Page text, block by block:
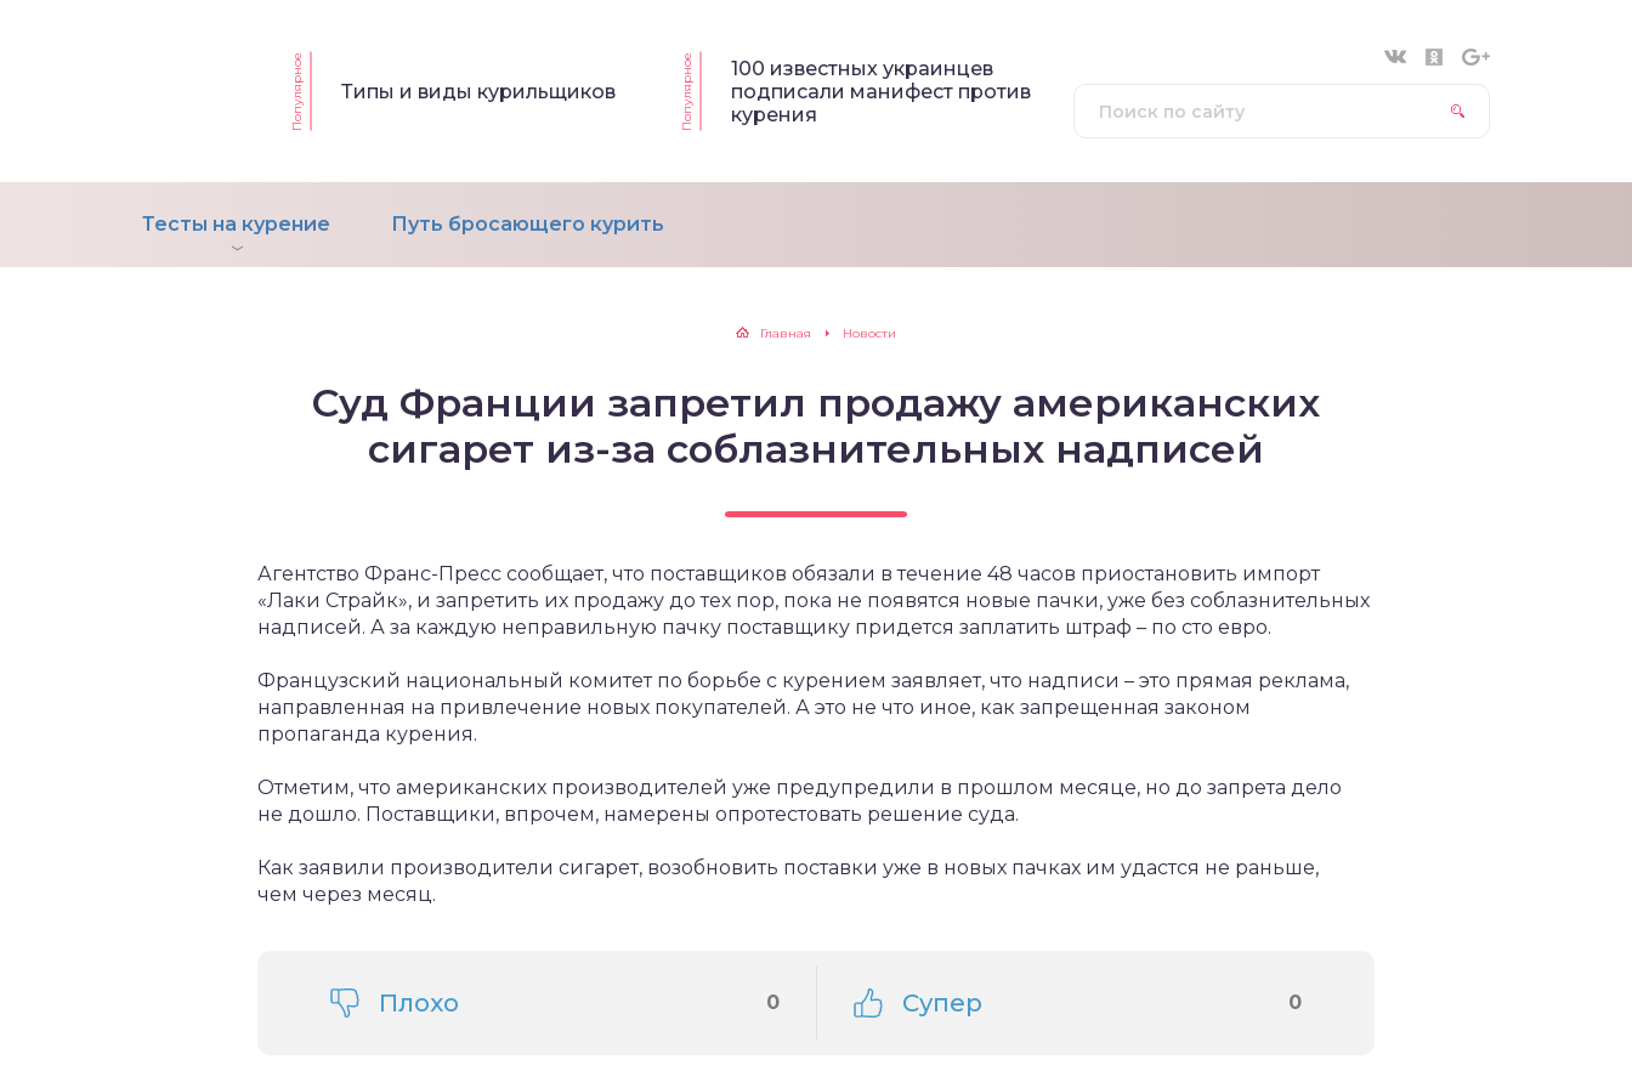
Популярное Типы и виды курильщиков Популярное
100 известных украинцев
подписали манифест против
курения
Тесты на курение Путь бросающего курить
Главная Новости
Суд Франции запретил продажу американских
сигарет из-за соблазнительных надписей
Агентство Франс-Пресс сообщает, что поставщиков обязали в течение 48 часов приостановить импорт
«Лаки Страйк», и запретить их продажу до тех пор, пока не появятся новые пачки, уже без соблазнительных
надписей. А за каждую неправильную пачку поставщику придется заплатить штраф – по сто евро.
Французский национальный комитет по борьбе с курением заявляет, что надписи – это прямая реклама,
направленная на привлечение новых покупателей. А это не что иное, как запрещенная законом
пропаганда курения.
Отметим, что американских производителей уже предупредили в прошлом месяце, но до запрета дело
не дошло. Поставщики, впрочем, намерены опротестовать решение суда.
Как заявили производители сигарет, возобновить поставки уже в новых пачках им удастся не раньше,
чем через месяц.
Плохо 0 Супер 0
поведения